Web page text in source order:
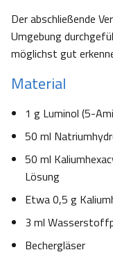
Der abschließende
Umgebung
möglichst gut
Material
1 g Luminol (5-
50 ml
50 ml
Lösung
Etwa 0,5 g
3 ml
Bechergläser